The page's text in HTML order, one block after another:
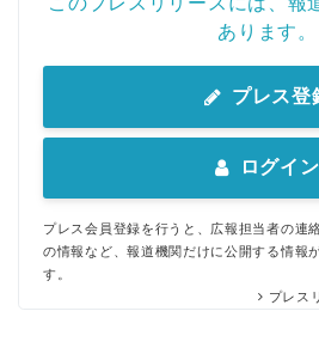
あります。
プレス登
ログイン
プレス会員登録を行うと、広報担当者の連
の情報など、報道機関だけに公開する情報
す。
プレス